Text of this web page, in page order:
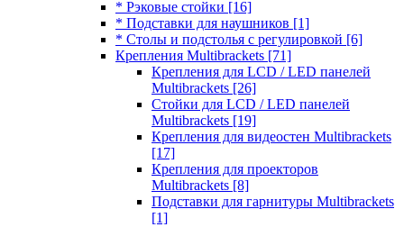
* Рэковые стойки [16]
* Подставки для наушников [1]
* Столы и подстолья с регулировкой [6]
Крепления Multibrackets [71]
Крепления для LCD / LED панелей
Multibrackets [26]
Стойки для LCD / LED панелей
Multibrackets [19]
Крепления для видеостен Multibrackets
[17]
Крепления для проекторов
Multibrackets [8]
Подставки для гарнитуры Multibrackets
[1]